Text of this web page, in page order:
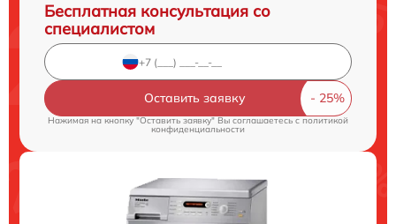
Бесплатная консультация со
специалистом
Оставить заявку
Нажимая на кнопку "Оставить заявку" Вы соглашаетесь cполитикой
конфиденциальности